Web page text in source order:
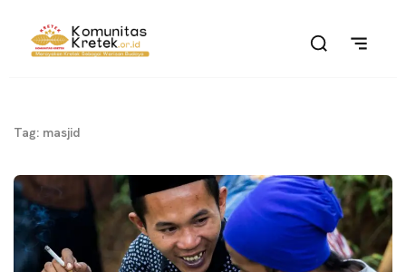
Tag: masjid